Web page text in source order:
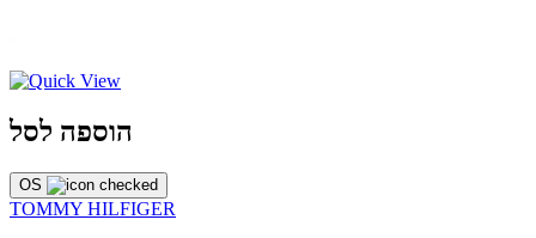
הוספה לסל
OS
TOMMY HILFIGER